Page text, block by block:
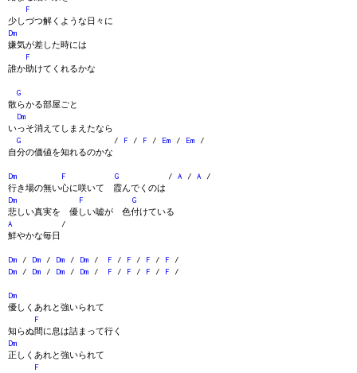
F
少しづつ解くような日々に
Dm
嫌気が差した時には
F
誰か助けてくれるかな
G
散らかる部屋ごと
Dm
いっそ消えてしまえたなら
G / F / F / Em / Em /
自分の価値を知れるのかな
Dm F G / A / A /
行き場の無い心に咲いて 霞んでくのは
Dm
F
G
悲しい真実を 優しい嘘が 色付けている
A /
鮮やかな毎日
Dm / Dm / Dm / Dm / F / F / F / F /
Dm / Dm / Dm / Dm / F / F / F / F /
Dm
優しくあれと強いられて
F
知らぬ間に息は詰まって行く
Dm
正しくあれと強いられて
F